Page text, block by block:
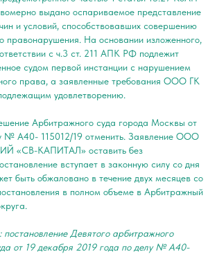
выдано оспариваемое представление
и условий, способствовавших совершению
правонарушения. На основании изложенного,
с ч.3 ст. 211 АПК РФ подлежит
судом первой инстанции с нарушением
права, а заявленные требования ООО ГК
удовлетворению.
Арбитражного суда города Москвы от
№ А40- 115012/19 отменить. Заявление ООО
«СВ-КАПИТАЛ» оставить без
вступает в законную силу со дня
быть обжаловано в течение двух месяцев со
в полном объеме в Арбитражный
Девятого арбитражного
от 19 декабря 2019 года по делу № А40-